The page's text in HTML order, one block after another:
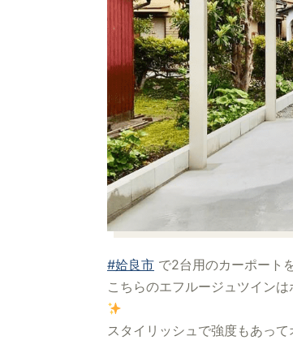
#姶良市 で2台用のカーポート
こちらのエフルージュツイン
スタイリッシュで強度もあって